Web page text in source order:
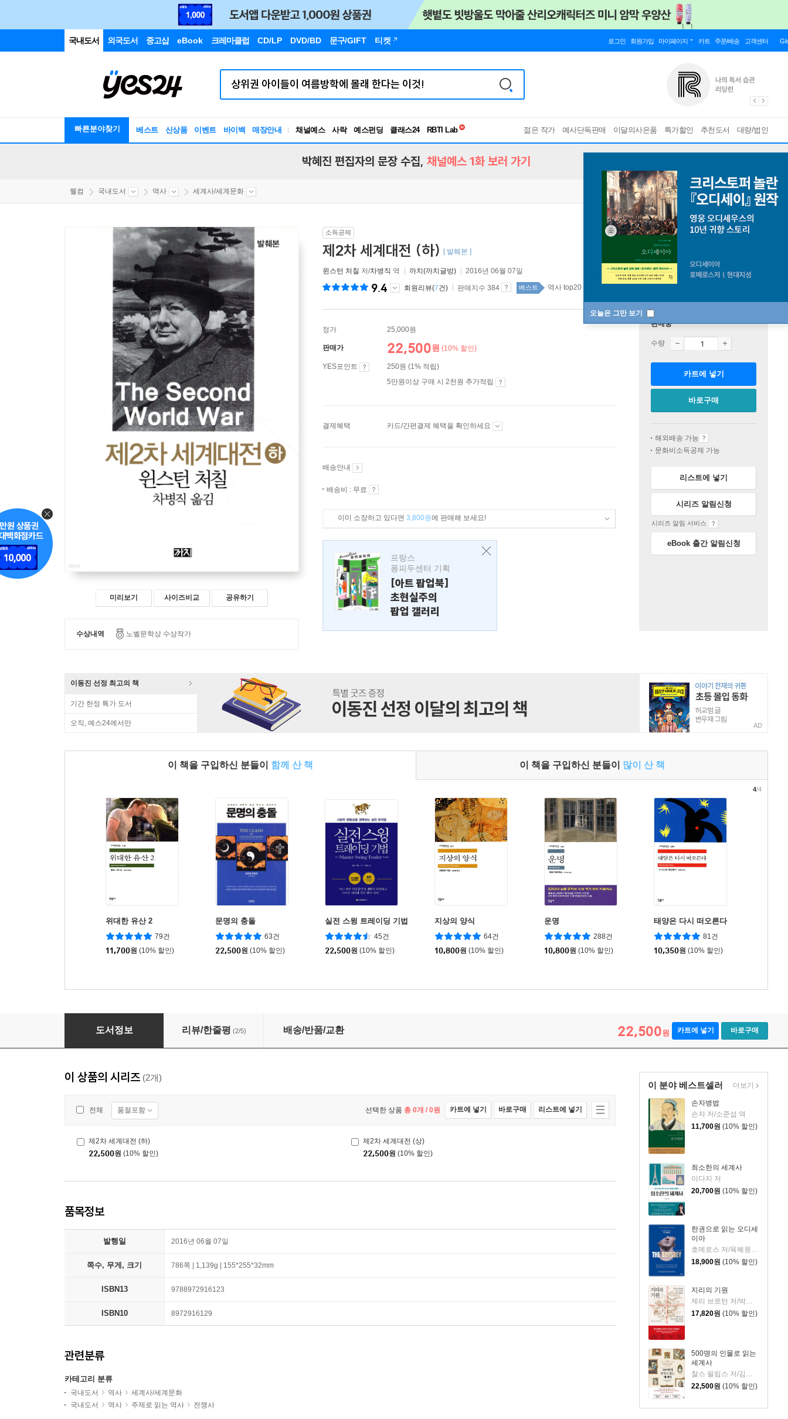
국내도서 외국도서 중고샵 eBook 크레마클럽 CD/LP DVD/BD 문구/GIFT 티켓 로그인 회원가입 마이페이지 카트 주문/배송 고객센터
빠른분야찾기 베스트 신상품 이벤트 바이백 매장안내 채널예스 사락 예스펀딩 클래스24
독서유형검사
젊은 작가 예사단독판매 이달의사은품 특가할인 추천도서 대량/법인
오늘은 그만 보기
박혜진 편집자의 문장 수집, 채널예스 1화 보러 가기
웰컴 국내도서 역사 세계사/세계문화
미리보기 사이즈비교 공유하기
수상내역 노벨문학상 수상작가
소득공제
제2차 세계대전 (하) [ 발췌본 ]
윈스턴 처칠 저/차병직 역 까치(까치글방) 2016년 06월 07일
9.4 회원리뷰(7건) 판매지수 384 베스트 역사 top20 2주
정가 25,000원
판매가 22,500원 (10% 할인)
YES포인트
250원 (1% 적립)
5만원이상 구매 시 2천원 추가적립
결제혜택 카드/간편결제 혜택을 확인하세요
배송안내
배송비 : 무료
이미 소장하고 있다면 3,800원에 판매해 보세요!
프랑스
퐁피두센터 기획
[아트 팝업북]
초현실주의
팝업 갤러리
판매중
수량
카트에 넣기
바로구매
해외배송 가능
문화비소득공제 가능
리스트에 넣기
시리즈 알림신청
시리즈 알림 서비스
eBook 출간 알림신청
이동진 선정 최고의 책
기간 한정 특가 도서
오직, 예스24에서만 AD
이 책을 구입하신 분들이 함께 산 책 이 책을 구입하신 분들이 많이 산 책
위대한 유산 2
79건
11,700원 (10% 할인)
문명의 충돌
63건
22,500원 (10% 할인)
실전 스윙 트레이딩 기법
45건
22,500원 (10% 할인)
지상의 양식
64건
10,800원 (10% 할인)
운명
288건
10,800원 (10% 할인)
태양은 다시 떠오른다
81건
10,350원 (10% 할인)
4/4
제2차 세계대전 (하)
도서정보 리뷰/한줄평 (2/5) 배송/반품/교환 22,500원 카트에 넣기 바로구매
이 분야 베스트셀러
손자병법
손자 저/소준섭 역
11,700원 (10% 할인)
최소한의 세계사
이다지 저
20,700원 (10% 할인)
한권으로 읽는 오디세
이아
호메로스 저/육혜원 역
18,900원 (10% 할인)
지리의 기원
제리 브로턴 저/박세연 역
17,820원 (10% 할인)
500명의 인물로 읽는
세계사
찰스 필립스 저/김봉중 감수/임지연 역
22,500원 (10% 할인)
더보기
이 상품의 시리즈 (2개)
전체 품절포함 선택한 상품 총 0개 / 0원 카트에 넣기 바로구매 리스트에 넣기
제2차 세계대전 (하)
22,500원 (10% 할인)
제2차 세계대전 (상)
22,500원 (10% 할인)
품목정보
발행일 2016년 06월 07일
쪽수, 무게, 크기 786쪽 | 1,139g | 155*255*32mm
ISBN13 9788972916123
ISBN10 8972916129
관련분류
카테고리 분류
국내도서 역사
세계사/세계문화
국내도서
역사 주제로 읽는 역사 전쟁사